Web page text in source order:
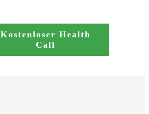
Kostenloser Health
Call